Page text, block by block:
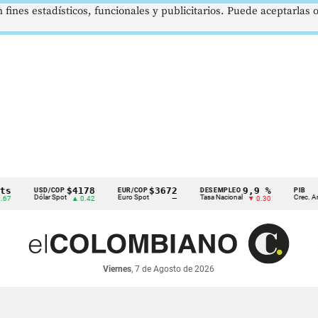
USD/COP
Dólar Spot
$4178
▲ 0.42
EUR/COP
Euro Spot
$3672 DESEMPLEO
Tasa Nacional
9,9 %
▼ 0.30 Crec. Anual
Viernes, 7 de Agosto de 2026
estadísticos, funcionales y publicitarios. Puede aceptarlas